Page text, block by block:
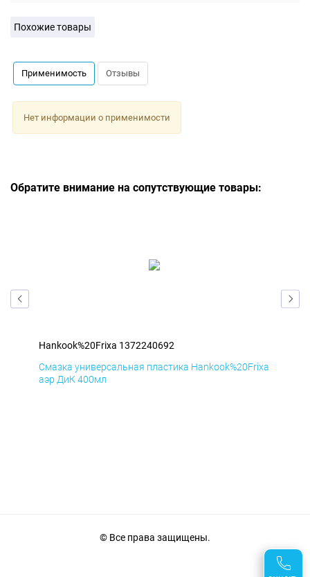
Похожие товары
Применимость Отзывы
Нет информации о применимости
Обратите внимание на сопутствующие товары:
Hankook%20Frixa 1372240692
Смазка универсальная пластика Hankook%20Frixa
аэр ДиК 400мл
© Все права защищены.